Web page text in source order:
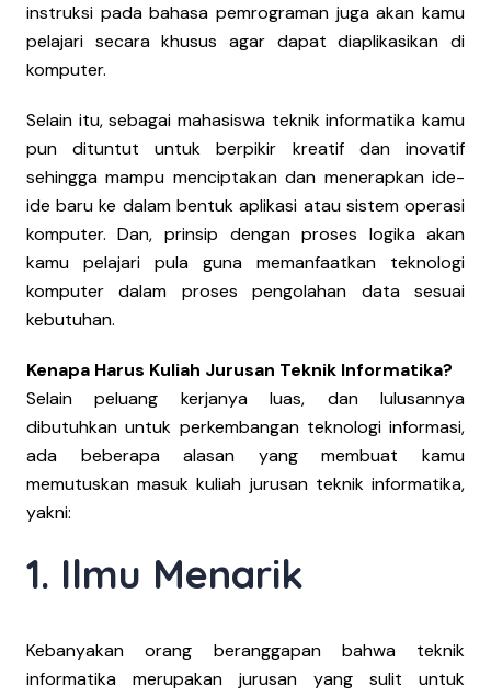
instruksi pada bahasa pemrograman juga akan kamu
pelajari secara khusus agar dapat diaplikasikan di
komputer.
Selain itu, sebagai mahasiswa teknik informatika kamu
pun dituntut untuk berpikir kreatif dan inovatif
sehingga mampu menciptakan dan menerapkan ide-
ide baru ke dalam bentuk aplikasi atau sistem operasi
komputer. Dan, prinsip dengan proses logika akan
kamu pelajari pula guna memanfaatkan teknologi
komputer dalam proses pengolahan data sesuai
kebutuhan.
Kenapa Harus Kuliah Jurusan Teknik Informatika?
Selain peluang kerjanya luas, dan lulusannya
dibutuhkan untuk perkembangan teknologi informasi,
ada beberapa alasan yang membuat kamu
memutuskan masuk kuliah jurusan teknik informatika,
yakni:
1. Ilmu Menarik
Kebanyakan orang beranggapan bahwa teknik
informatika merupakan jurusan yang sulit untuk